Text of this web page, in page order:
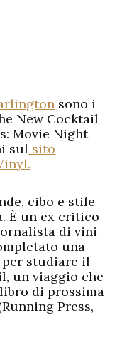
sono i
New Cocktail
Movie Night
sul sito
cibo e stile
È un ex critico
di vini
una
studiare il
un viaggio che
di prossima
Press,